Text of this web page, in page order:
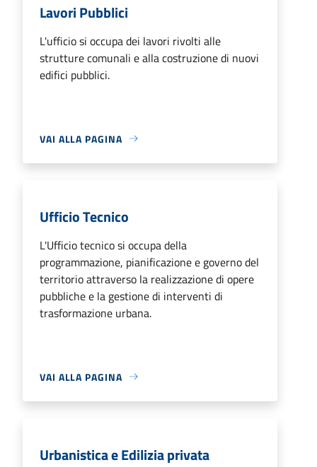
Lavori Pubblici
L'ufficio si occupa dei lavori rivolti alle
strutture comunali e alla costruzione di nuovi
edifici pubblici.
VAI ALLA PAGINA
Ufficio Tecnico
L'Ufficio tecnico si occupa della
programmazione, pianificazione e governo del
territorio attraverso la realizzazione di opere
pubbliche e la gestione di interventi di
trasformazione urbana.
VAI ALLA PAGINA
Urbanistica e Edilizia privata